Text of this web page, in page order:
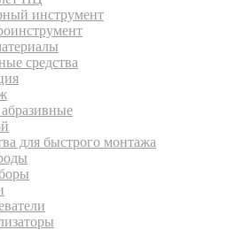
инструмент
средства
для быстрого монтажа